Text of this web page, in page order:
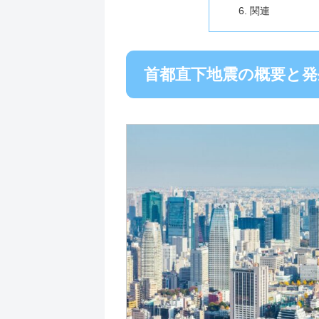
関連
首都直下地震の概要と